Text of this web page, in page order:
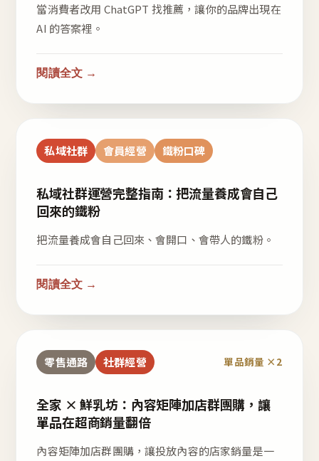
當消費者改用 ChatGPT 找推薦，讓你的品牌出現在
AI 的答案裡。
閱讀全文 →
私域社群 會員經營 鐵粉口碑
私域社群運營完整指南：把流量養成會自己
回來的鐵粉
把流量養成會自己回來、會開口、會帶人的鐵粉。
閱讀全文 →
零售通路 社群經營 單品銷量 ×2
全家 × 鮮乳坊：內容矩陣加店群團購，讓
單品在超商銷量翻倍
內容矩陣加店群團購，讓投放內容的店家銷量是一